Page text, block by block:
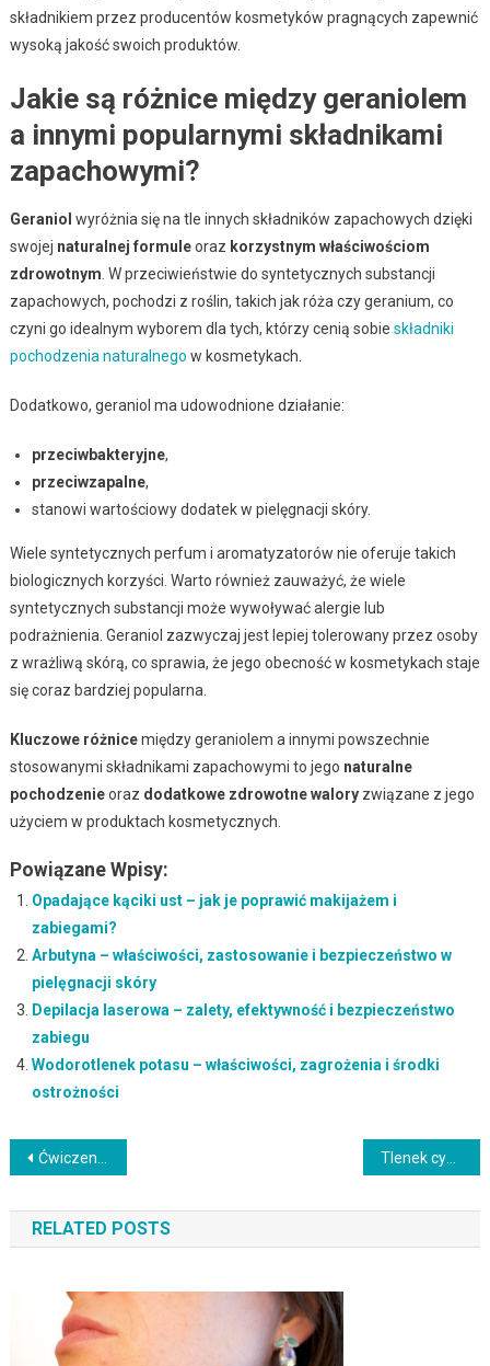
składnikiem przez producentów kosmetyków pragnących zapewnić
wysoką jakość swoich produktów.
Jakie są różnice między geraniolem
a innymi popularnymi składnikami
zapachowymi?
Geraniol wyróżnia się na tle innych składników zapachowych dzięki
swojej naturalnej formuleoraz korzystnym właściwościom
zdrowotnym . W przeciwieństwie do syntetycznych substancji
zapachowych, pochodzi z roślin, takich jak róża czy geranium, co
czyni go idealnym wyborem dla tych, którzy cenią sobie składniki
pochodzenia naturalnego w kosmetykach.
Dodatkowo, geraniol ma udowodnione działanie:
przeciwbakteryjne,
przeciwzapalne,
stanowi wartościowy dodatek w pielęgnacji skóry.
Wiele syntetycznych perfum i aromatyzatorów nie oferuje takich
biologicznych korzyści. Warto również zauważyć, że wiele
syntetycznych substancji może wywoływać alergie lub
podrażnienia. Geraniol zazwyczaj jest lepiej tolerowany przez osoby
z wrażliwą skórą, co sprawia, że jego obecność w kosmetykach staje
się coraz bardziej popularna.
Kluczowe różnicemiędzy geraniolem a innymi powszechnie
stosowanymi składnikami zapachowymi to jego naturalne
pochodzenieoraz dodatkowe zdrowotne waloryzwiązane z jego
użyciem w produktach kosmetycznych.
Powiązane Wpisy:
Opadające kąciki ust – jak je poprawić makijażem i
zabiegami?
Arbutyna – właściwości, zastosowanie i bezpieczeństwo w
pielęgnacji skóry
Depilacja laserowa – zalety, efektywność i bezpieczeństwo
zabiegu
Wodorotlenek potasu – właściwości, zagrożenia i środki
ostrożności
Nawigacja
wpisu
Ćwiczenia na pośladki: jak wzmocnić i ujędrnić mięśnie? Tlenek cynku w kosmetykach – właściwości, zastosowanie i bezpieczeństwo
RELATED POSTS